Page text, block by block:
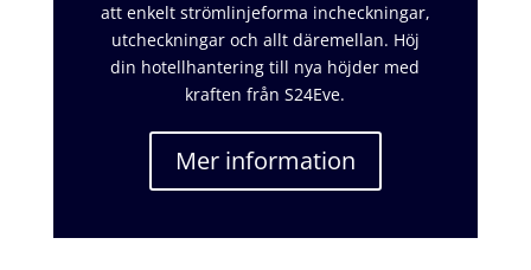
att enkelt strömlinjeforma incheckningar,
utcheckningar och allt däremellan. Höj
din hotellhantering till nya höjder med
kraften från S24Eve.
Mer information